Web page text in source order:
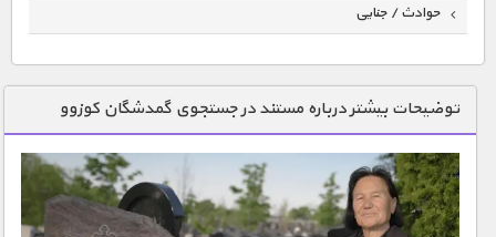
حوادث / جنایی
دنیای خوراکی ها
زمین شناسی / محیط زیست
سازه/ معماری/ مهندسی
سرگرمی
توضیحات بیشتر درباره مستند در جستجوی گمدشگان کوزوو